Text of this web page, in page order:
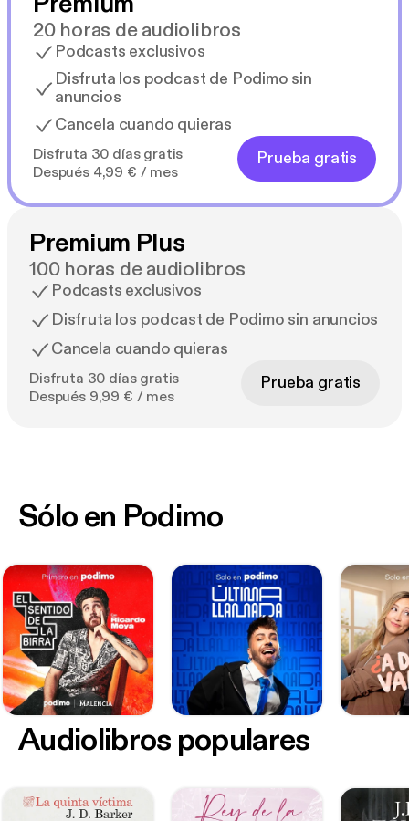
20 horas de audiolibros
Podcasts exclusivos
Disfruta los podcast de Podimo sin
anuncios
Cancela cuando quieras
Disfruta 30 días gratis
Después 4,99 € / mes
Prueba gratis
Premium Plus
100 horas de audiolibros
Podcasts exclusivos
Disfruta los podcast de Podimo sin anuncios
Cancela cuando quieras
Disfruta 30 días gratis
Después 9,99 € / mes
Prueba gratis
Sólo en Podimo
Audiolibros populares